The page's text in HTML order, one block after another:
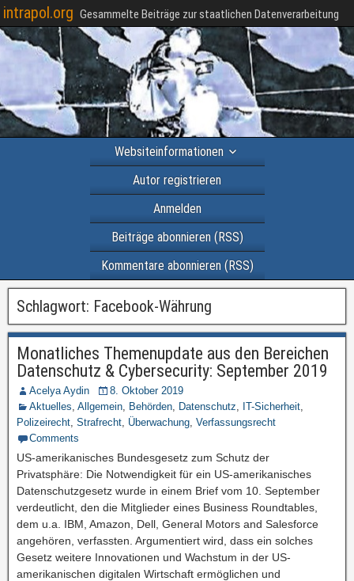
intrapol.org Gesammelte Beiträge zur staatlichen Datenverarbeitung
Websiteinformationen
Autor registrieren
Anmelden
Beiträge abonnieren (RSS)
Kommentare abonnieren (RSS)
Schlagwort: Facebook-Währung
Monatliches Themenupdate aus den Bereichen
Datenschutz & Cybersecurity: September 2019
Acelya Aydin
8. Oktober 2019
Aktuelles, Allgemein, Behörden, Datenschutz, IT-Sicherheit,
Polizeirecht, Strafrecht, Überwachung, Verfassungsrecht
Comments
US-amerikanisches Bundesgesetz zum Schutz der
Privatsphäre: Die Notwendigkeit für ein US-amerikanisches
Datenschutzgesetz wurde in einem Brief vom 10. September
verdeutlicht, den die Mitglieder eines Business Roundtables,
dem u.a. IBM, Amazon, Dell, General Motors and Salesforce
angehören, verfassten. Argumentiert wird, dass ein solches
Gesetz weitere Innovationen und Wachstum in der US-
amerikanischen digitalen Wirtschaft ermöglichen und